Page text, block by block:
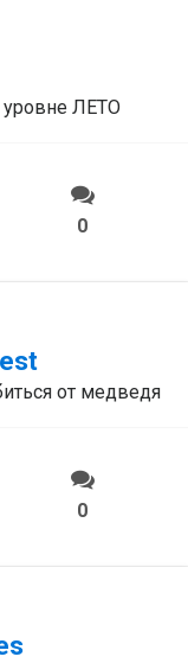
уровне ЛЕТО
0
от медведя
0